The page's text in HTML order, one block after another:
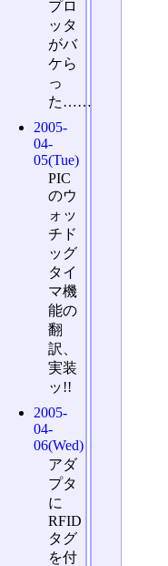
プロ
ッタ
がバ
ケら
っ
た……
2005-
04-
05(Tue)
PIC
のウ
ォッ
チド
ッグ
タイ
マ機
能の
翻
訳、
実装
ッ!!
2005-
04-
06(Wed)
アダ
プタ
に
RFID
タグ
を付